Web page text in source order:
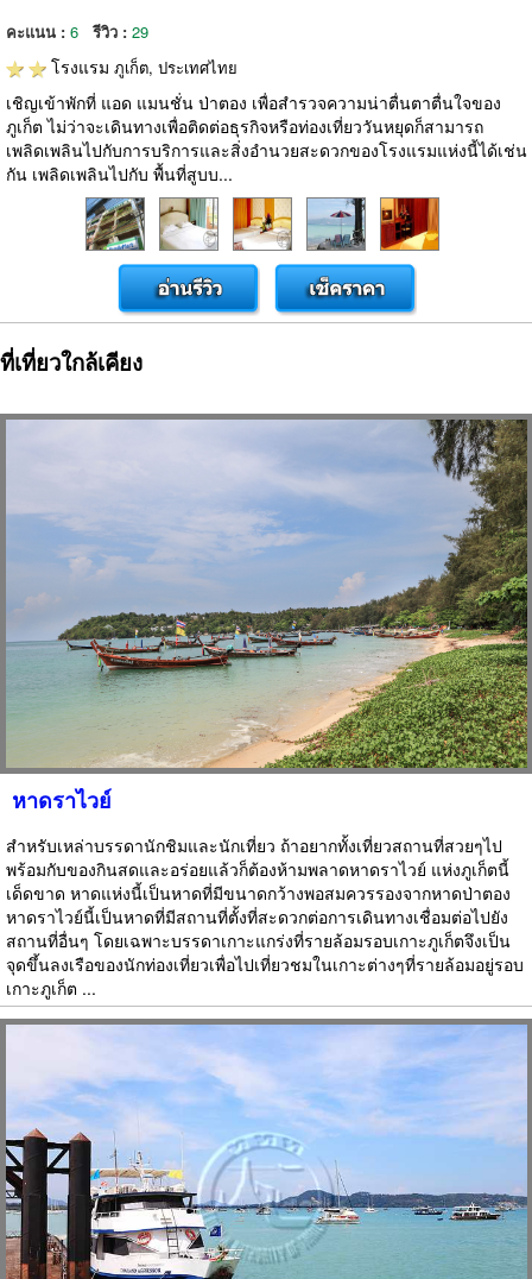
คะแนน : 6 รีวิว : 29
โรงแรม ภูเก็ต, ประเทศไทย
เชิญเข้าพักที่ แอด แมนชั่น ป่าตอง เพื่อสำรวจความน่าตื่นตาตื่นใจของ
ภูเก็ต ไม่ว่าจะเดินทางเพื่อติดต่อธุรกิจหรือท่องเที่ยววันหยุดก็สามารถ
เพลิดเพลินไปกับการบริการและสิ่งอำนวยสะดวกของโรงแรมแห่งนี้ได้เช่น
กัน เพลิดเพลินไปกับ พื้นที่สูบบ...
ที่เที่ยวใกล้เคียง
หาดราไวย์
สำหรับเหล่าบรรดานักชิมและนักเที่ยว ถ้าอยากทั้งเที่ยวสถานที่สวยๆไป
พร้อมกับของกินสดและอร่อยแล้วก็ต้องห้ามพลาดหาดราไวย์ แห่งภูเก็ตนี้
เด็ดขาด หาดแห่งนี้เป็นหาดที่มีขนาดกว้างพอสมควรรองจากหาดป่าตอง
หาดราไวย์นี้เป็นหาดที่มีสถานที่ตั้งที่สะดวกต่อการเดินทางเชื่อมต่อไปยัง
สถานที่อื่นๆ โดยเฉพาะบรรดาเกาะแกร่งที่รายล้อมรอบเกาะภูเก็ตจึงเป็น
จุดขึ้นลงเรือของนักท่องเที่ยวเพื่อไปเที่ยวชมในเกาะต่างๆที่รายล้อมอยู่รอบ
เกาะภูเก็ต ...